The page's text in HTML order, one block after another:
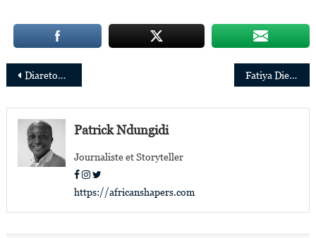
Navigation
de
l’article
Diaretou Madina Gaye Dieng nommée Présidente du Cluster Afrique Francophone & Îles de Schneider Electric Fatiya Diene Mazza, la créative et innovante architecte sénégalaise
Patrick Ndungidi
Journaliste et Storyteller
https://africanshapers.com